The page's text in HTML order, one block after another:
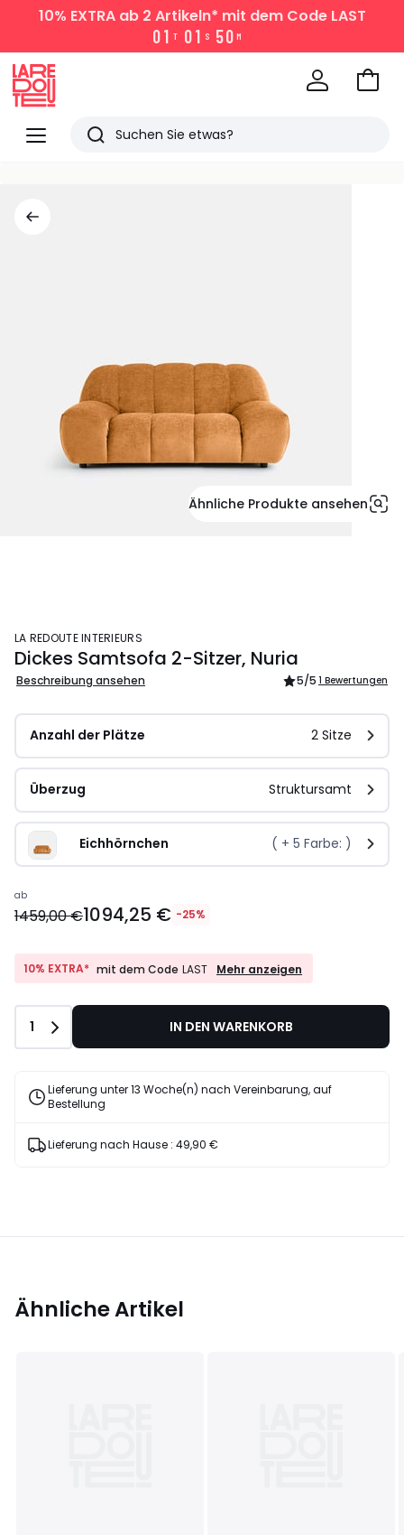
10% EXTRAab 2 Artikeln* mit dem Code LAST
01 T 01 S 50 M
Menü
Redoute
Suchen
Zum
Ähnliche Produkte ansehen
LA REDOUTE INTERIEURS
Dickes Samtsofa 2-Sitzer, Nuria
Beschreibung ansehen 5/5 1 Bewertungen
Anzahl der Plätze 2 Sitze
Überzug Struktursamt
Eichhörnchen ( + 5 Farbe: )
ab
1459,00 €1094,25 € -25%
10% EXTRA* mit dem Code LAST
10%
Code
LAST
Mehr anzeigen
Anzahl
1 IN DEN WARENKORB
Lieferung unter 13 Woche(n) nach Vereinbarung, auf
Bestellung
Lieferung nach Hause : 49,90 €
Ähnliche Artikel